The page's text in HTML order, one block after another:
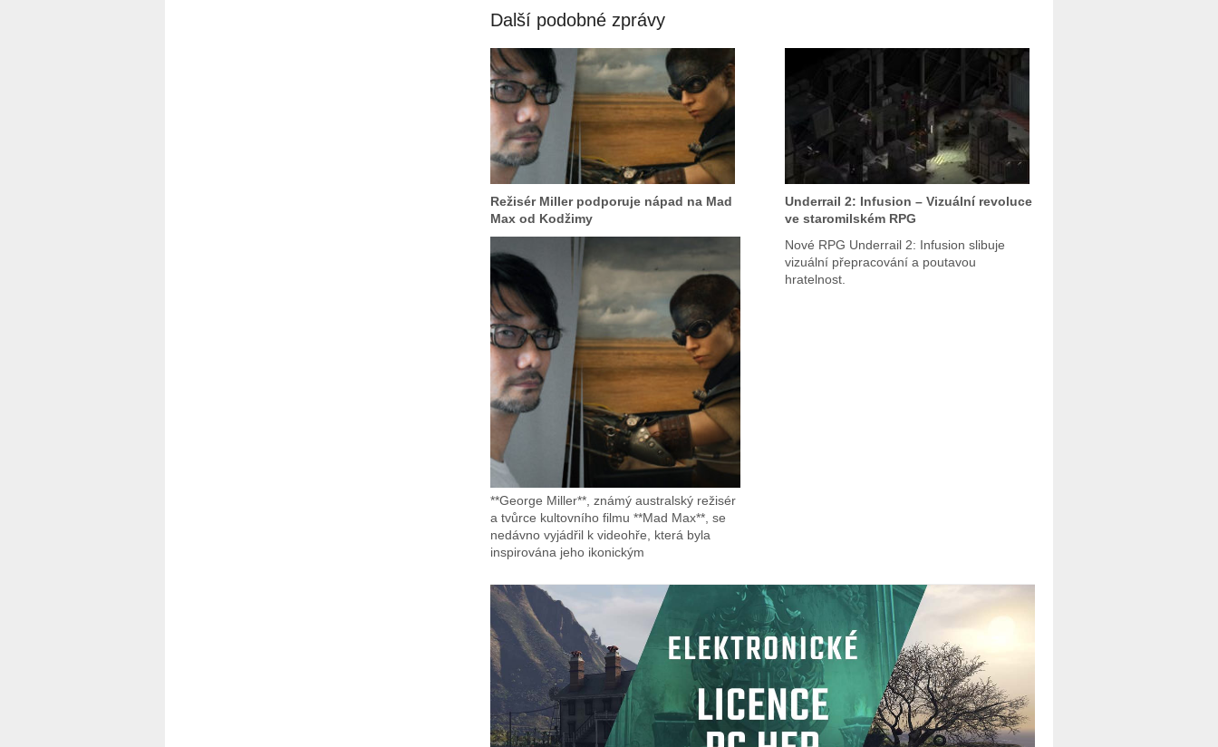
Další podobné zprávy
Režisér Miller podporuje nápad na Mad
Max od Kodžimy
**George Miller**, známý australský režisér
a tvůrce kultovního filmu **Mad Max**, se
nedávno vyjádřil k videohře, která byla
inspirována jeho ikonickým
Underrail 2: Infusion – Vizuální revoluce
ve staromilském RPG
Nové RPG Underrail 2: Infusion slibuje
vizuální přepracování a poutavou
hratelnost.